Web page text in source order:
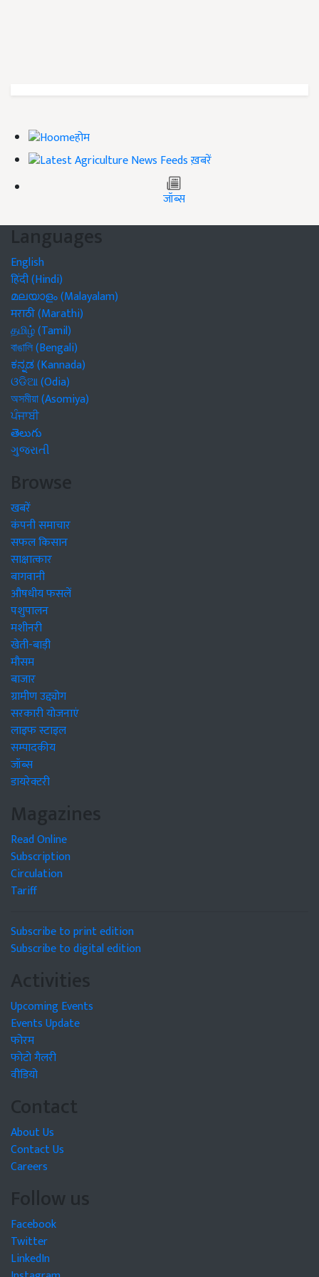
होम
ख़बरें
जॉब्स
Languages
English
हिंदी (Hindi)
മലയാളം (Malayalam)
मराठी (Marathi)
தமிழ் (Tamil)
বাঙালি (Bengali)
ಕನ್ನಡ (Kannada)
ଓଡିଆ (Odia)
অসমীয়া (Asomiya)
ਪੰਜਾਬੀ
తెలుగు
ગુજરાતી
Browse
खबरें
कंपनी समाचार
सफल किसान
साक्षात्कार
बागवानी
औषधीय फसलें
पशुपालन
मशीनरी
खेती-बाड़ी
मौसम
बाजार
ग्रामीण उद्द्योग
सरकारी योजनाएं
लाइफ स्टाइल
सम्पादकीय
जॉब्स
डायरेक्टरी
Magazines
Read Online
Subscription
Circulation
Tariff
Subscribe to print edition
Subscribe to digital edition
Activities
Upcoming Events
Events Update
फोरम
फोटो गैलरी
वीडियो
Contact
About Us
Contact Us
Careers
Follow us
Facebook
Twitter
LinkedIn